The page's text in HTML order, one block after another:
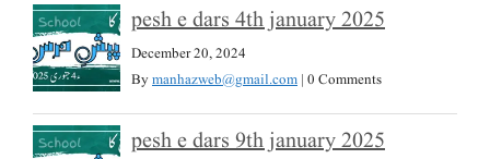
pesh e dars 4th january 2025
December 20, 2024
Bymanhazweb@gmail.com | 0 Comments
pesh e dars 9th january 2025